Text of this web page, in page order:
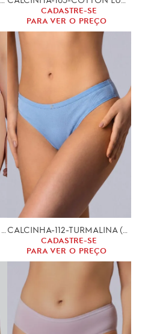
CADASTRE-SE
PARA VER O PREÇO
CADASTRE-SE
PARA VER O PREÇO